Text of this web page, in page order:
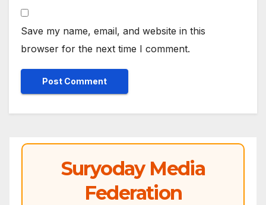
Save my name, email, and website in this
browser for the next time I comment.
Suryoday Media
Federation